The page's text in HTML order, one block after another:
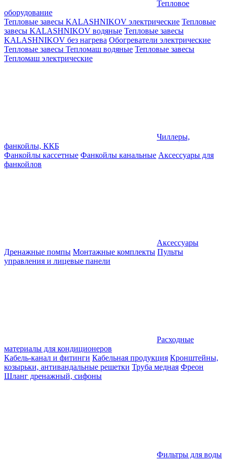
Тепловое
оборудование
Тепловые завесы KALASHNIKOV электрические Тепловые
завесы KALASHNIKOV водяные Тепловые завесы
KALASHNIKOV без нагрева Обогреватели электрические
Тепловые завесы Тепломаш водяные Тепловые завесы
Тепломаш электрические
Чиллеры,
фанкойлы, ККБ
Фанкойлы кассетные Фанкойлы канальные Аксессуары для
фанкойлов
Аксессуары
Дренажные помпы Монтажные комплекты Пульты
управления и лицевые панели
Расходные
материалы для кондиционеров
Кабель-канал и фитинги Кабельная продукция Кронштейны,
козырьки, антивандальные решетки Труба медная Фреон
Шланг дренажный, сифоны
Фильтры для воды